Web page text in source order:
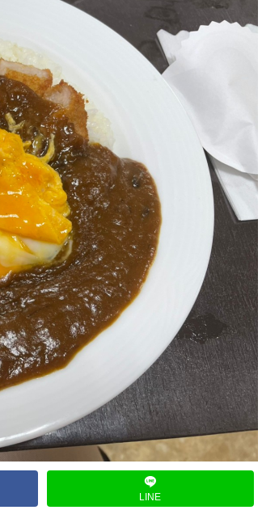
LINE